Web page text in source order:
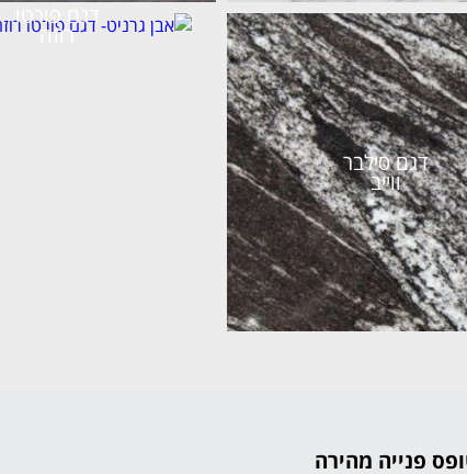
דגם סילבר
ווייב
דגם פורטו
רוזה
פנייה מהירה